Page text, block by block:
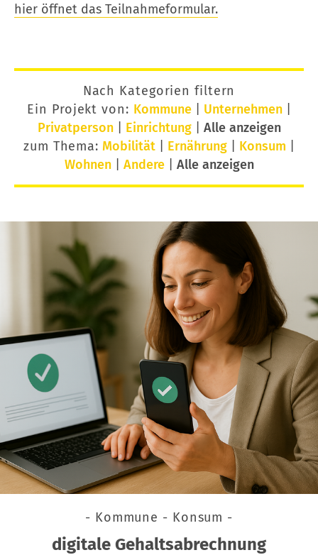
hier öffnet das Teilnahmeformular.
Nach Kategorien filtern
Ein Projekt von: Kommune| Unternehmen|
Privatperson| Einrichtung| Alle anzeigen
zum Thema: Mobilität Ernährung Konsum
Wohnen| Andere| Alle anzeigen
- Kommune - Konsum -
digitale Gehaltsabrechnung